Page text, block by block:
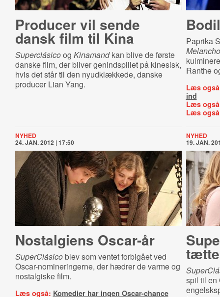
Producer vil sende
dansk film til Kina
Superclásicoog Kinamandkan blive de første
danske film, der bliver genindspillet på kinesisk,
hvis det står til den nyudklækkede, danske
producer Lian Yang.
Paprika
Ranthe
Læs
ind
Læs
Læs
NYHED
24. JAN. 2012 | 17:50
Nostalgiens Oscar-år
SuperClásicoblev som ventet forbigået ved
Oscar-nomineringerne, der hædrer de varme og
nostalgiske film.
Læs også: Komedier har ingen Oscar-chance
NYHED
19. JAN.
spil til en